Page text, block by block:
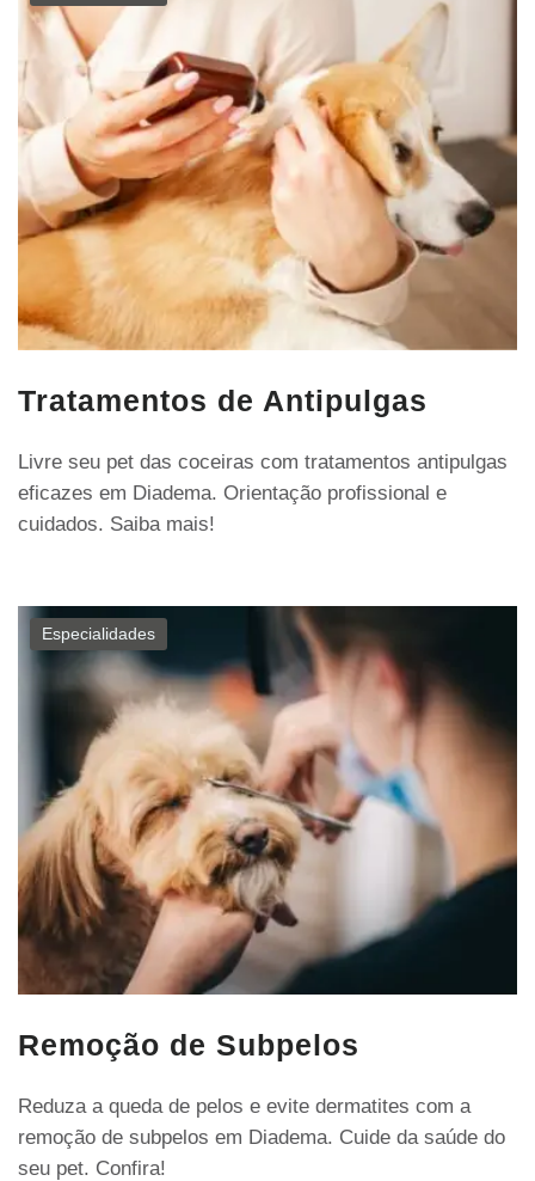
Tratamentos de Antipulgas
Livre seu pet das coceiras com tratamentos antipulgas
eficazes em Diadema. Orientação profissional e
cuidados. Saiba mais!
Especialidades
Remoção de Subpelos
Reduza a queda de pelos e evite dermatites com a
remoção de subpelos em Diadema. Cuide da saúde do
seu pet. Confira!